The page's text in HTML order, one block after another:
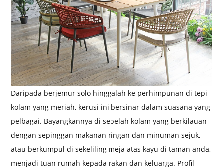
Daripada berjemur solo hinggalah ke perhimpunan di tepi
kolam yang meriah, kerusi ini bersinar dalam suasana yang
pelbagai. Bayangkannya di sebelah kolam yang berkilauan
dengan sepinggan makanan ringan dan minuman sejuk,
atau berkumpul di sekeliling meja atas kayu di taman anda,
menjadi tuan rumah kepada rakan dan keluarga. Profil